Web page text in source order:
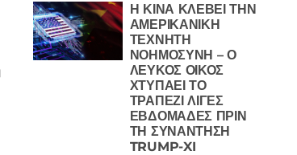
Η ΚΙΝΑ ΚΛΕΒΕΙ ΤΗΝ
ΑΜΕΡΙΚΑΝΙΚΗ
ΤΕΧΝΗΤΗ
ΝΟΗΜΟΣΥΝΗ – Ο
ΛΕΥΚΟΣ ΟΙΚΟΣ
ΧΤΥΠΑΕΙ ΤΟ
ΤΡΑΠΕΖΙ ΛΙΓΕΣ
ΕΒΔΟΜΑΔΕΣ ΠΡΙΝ
ΤΗ ΣΥΝΑΝΤΗΣΗ
TRUMP-XI